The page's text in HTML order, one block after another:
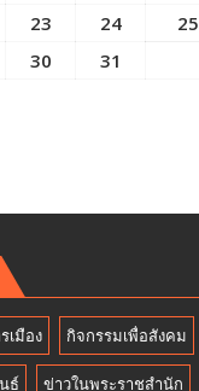
23 24 25
30 31
เมือง กิจกรรมเพื่อสังคม
ธ์ ข่าวในพระราชสำนัก